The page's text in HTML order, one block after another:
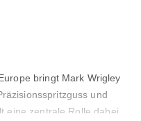
bringt Mark Wrigley
und
eine zentrale Rolle dabei,